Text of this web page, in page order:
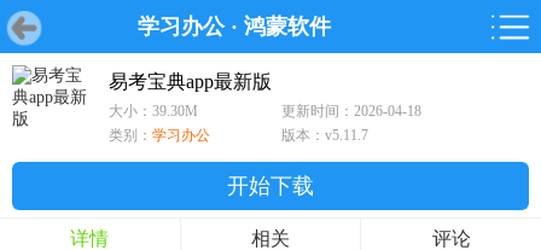
学习办公· 鸿蒙软件
首页 游戏 软件
首页 游戏 软件 鸿蒙
游戏
鸿蒙
软件
专题
易考宝典app最新版
大小：39.30M
更新时间：2026-04-18
类别： 学习办公 版本：v5.11.7
开始下载
详情 相关 评论